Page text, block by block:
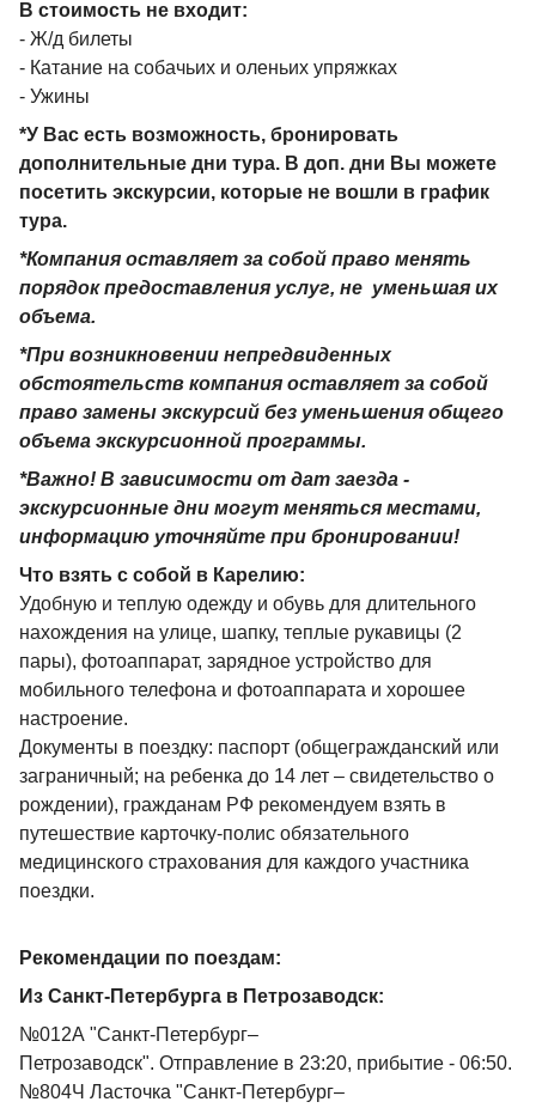
- Размещения в номерах выбранной категории
В стоимость не входит:
- Ж/д билеты
- Катание на собачьих и оленьих упряжках
- Ужины
*У Вас есть возможность, бронировать
дополнительные дни тура. В доп. дни Вы можете
посетить экскурсии, которые не вошли в график
тура.
*Компания оставляет за собой право менять
порядок предоставления услуг, не уменьшая их
объема.
*При возникновении непредвиденных
обстоятельств компания оставляет за собой
право замены экскурсий без уменьшения общего
объема экскурсионной программы.
*Важно! В зависимости от дат заезда -
экскурсионные дни могут меняться местами,
информацию уточняйте при бронировании!
Что взять с собой в Карелию:
Удобную и теплую одежду и обувь для длительного
нахождения на улице, шапку, теплые рукавицы (2
пары), фотоаппарат, зарядное устройство для
мобильного телефона и фотоаппарата и хорошее
настроение.
Документы в поездку: паспорт (общегражданский или
заграничный; на ребенка до 14 лет – свидетельство о
рождении), гражданам РФ рекомендуем взять в
путешествие карточку-полис обязательного
медицинского страхования для каждого участника
поездки.
Рекомендации по поездам:
Из Санкт-Петербурга в Петрозаводск:
№012А "Санкт-Петербург–
Петрозаводск". Отправление в 23:20, прибытие - 06:50.
№804Ч Ласточка "Санкт-Петербург–